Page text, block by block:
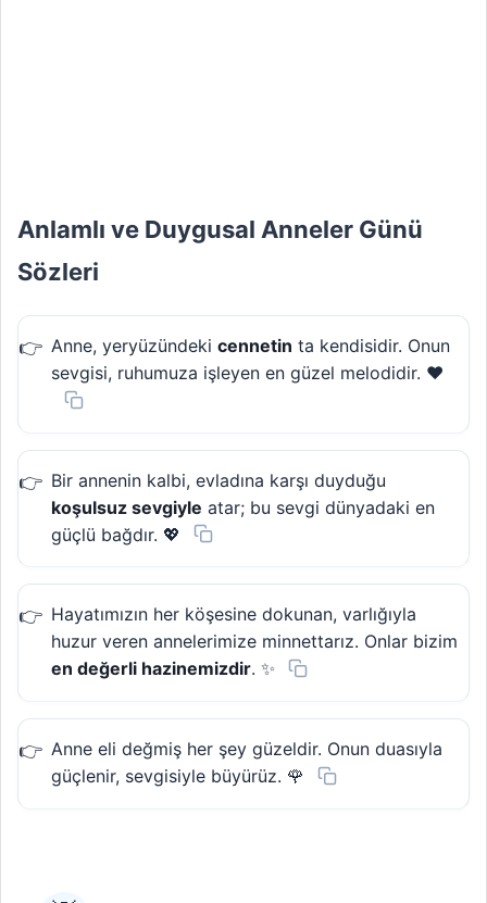
Anlamlı ve Duygusal Anneler Günü
Sözleri
Anne, yeryüzündeki cennetin ta kendisidir. Onun
sevgisi, ruhumuza işleyen en güzel melodidir. ❤️
Bir annenin kalbi, evladına karşı duyduğu
koşulsuz sevgiyle atar; bu sevgi dünyadaki en
güçlü bağdır. 💖
Hayatımızın her köşesine dokunan, varlığıyla
huzur veren annelerimize minnettarız. Onlar bizim
en değerli hazinemizdir. ✨
Anne eli değmiş her şey güzeldir. Onun duasıyla
güçlenir, sevgisiyle büyürüz. 🌹